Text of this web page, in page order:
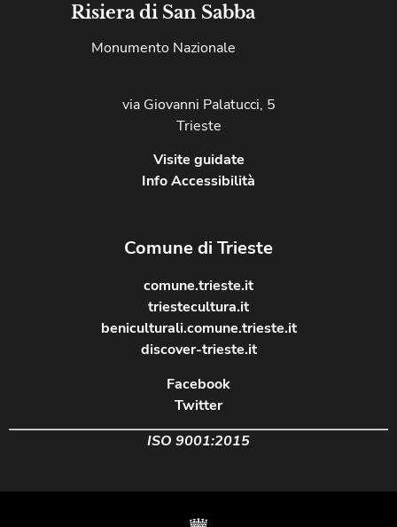
Risiera di San Sabba
Monumento Nazionale
via Giovanni Palatucci, 5
Trieste
Visite guidate
Info Accessibilità
Comune di Trieste
comune.trieste.it
triestecultura.it
beniculturali.comune.trieste.it
discover-trieste.it
Facebook
Twitter
ISO 9001:2015